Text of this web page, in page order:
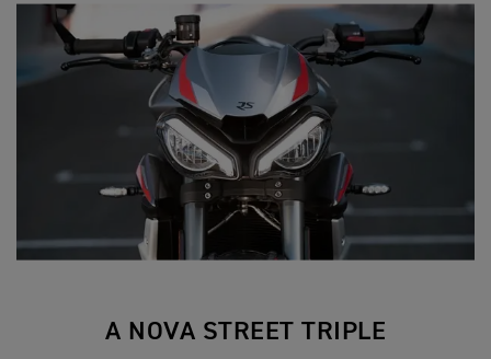
A NOVA STREET TRIPLE